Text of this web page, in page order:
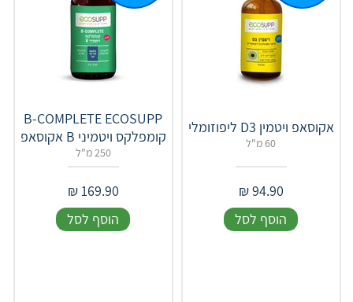
אקוסאפ ויטמין D3 ליפוזומלי
60 מ"ל
94.90
₪
הוסף לסל
B-COMPLETE ECOSUPP
קומפלקס ויטמיני B אקוסאפ
250 מ"ל
169.90
₪
הוסף לסל